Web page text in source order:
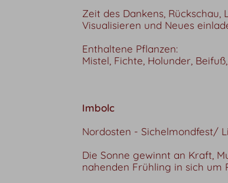
Zeit des Dankens, Rückschau,
Visualisieren und Neues
Enthaltene Pflanzen:
Mistel, Fichte, Holunder,
Imbolc
Nordosten - Sichelmondfest/
Die Sonne gewinnt an Kraft,
nahenden Frühling in sich um